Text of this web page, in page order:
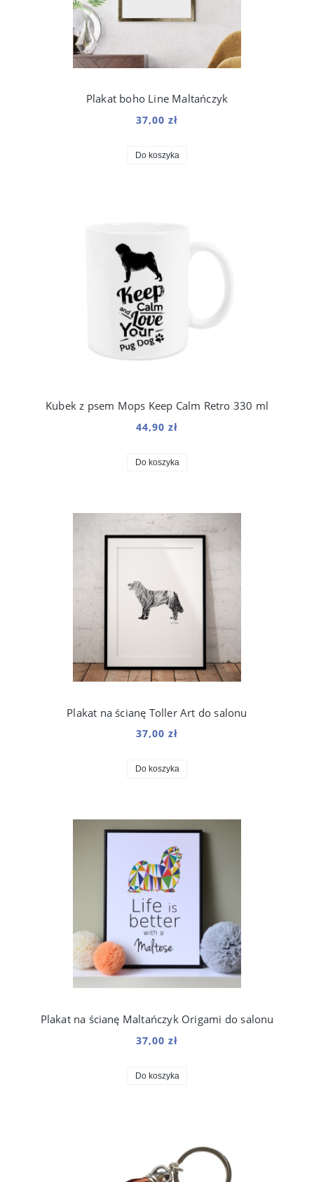
Plakat boho Line Maltańczyk
37,00 zł
Do koszyka
Kubek z psem Mops Keep Calm Retro 330 ml
44,90 zł
Do koszyka
Plakat na ścianę Toller Art do salonu
37,00 zł
Do koszyka
Plakat na ścianę Maltańczyk Origami do salonu
37,00 zł
Do koszyka